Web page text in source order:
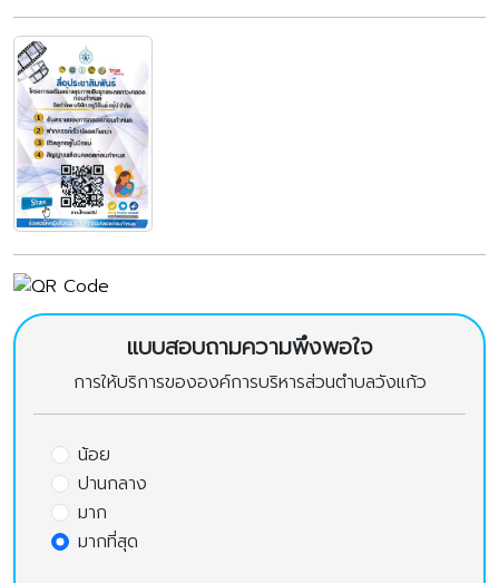
แบบสอบถามความพึงพอใจ
การให้บริการขององค์การบริหารส่วนตำบลวังแก้ว
น้อย
ปานกลาง
มาก
มากที่สุด